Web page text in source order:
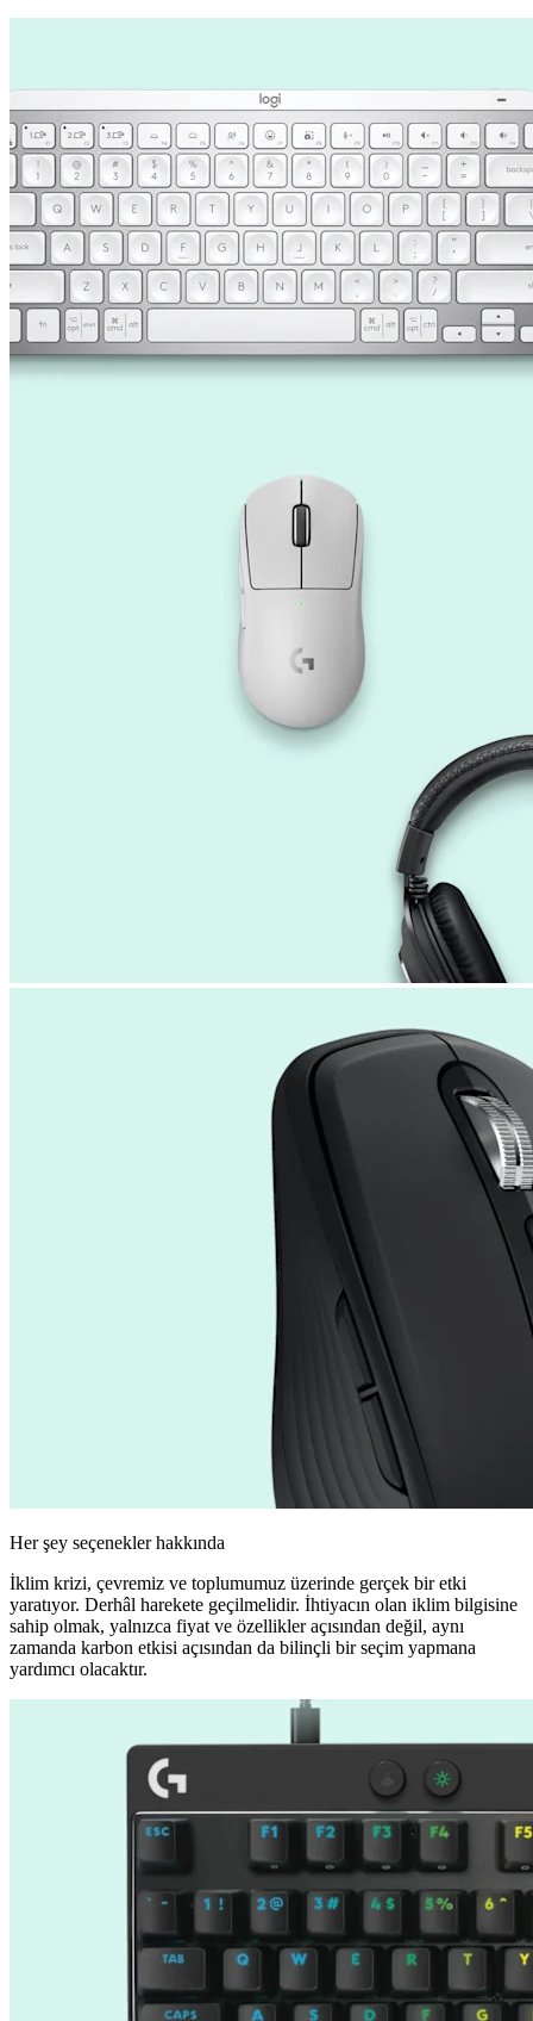
Her şey seçenekler hakkında
İklim krizi, çevremiz ve toplumumuz üzerinde gerçek bir etki
yaratıyor. Derhâl harekete geçilmelidir. İhtiyacın olan iklim bilgisine
sahip olmak, yalnızca fiyat ve özellikler açısından değil, aynı
zamanda karbon etkisi açısından da bilinçli bir seçim yapmana
yardımcı olacaktır.